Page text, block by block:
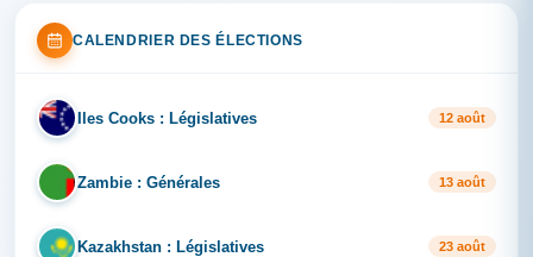
CALENDRIER DES ÉLECTIONS
IL Iles Cooks : Législatives 12 août
ZA Zambie : Générales 13 août
KA Kazakhstan : Législatives 23 août